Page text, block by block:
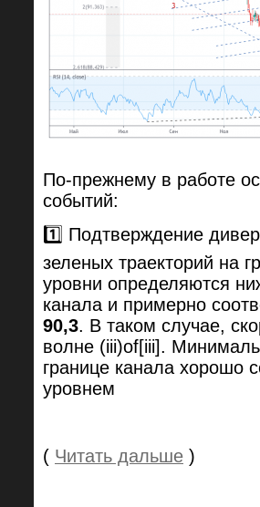
По-прежнему в работе
событий:
1️⃣ Подтверждение
зеленых траекторий на
уровни определяются
канала и примерно
90,3. В таком случае,
волне (iii)of[iii].
границе канала хорошо
уровнем
( Читать дальше )